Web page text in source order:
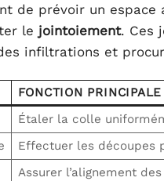
de prévoir un
le jointoiement. Ces
infiltrations et
FONCTION PRINCIPALE
Étaler la colle
Effectuer les découpes
Assurer l’alignement